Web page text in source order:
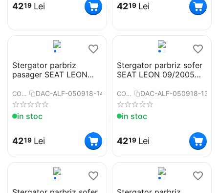
4219 Lei 4219 Lei
Stergator parbriz
pasager SEAT LEON
26"COD: DAC-ALF-050918-14
in stoc
4219 Lei
Stergator parbriz sofer
SEAT LEON 09/2005➝
COD: DAC-ALF-050918-13
in stoc
4219 Lei